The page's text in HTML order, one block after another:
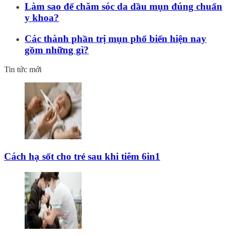
Làm sao để chăm sóc da dầu mụn đúng chuẩn
y khoa?
Các thành phần trị mụn phổ biến hiện nay
gồm những gì?
Tin tức mới
Cách hạ sốt cho trẻ sau khi tiêm 6in1